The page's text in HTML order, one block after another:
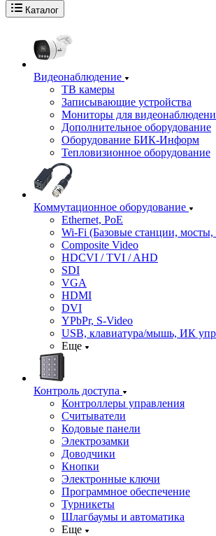
Каталог
Видеонаблюдение
ТВ камеры
Записывающие устройства
Мониторы для
Дополнительное оборудование
Оборудование БИК-Информ
Тепловизионное оборудование
Коммутационное оборудование
Ethernet, PoE
Wi-Fi (Базовые станции, мосты,
Composite Video
HDCVI / TVI / AHD
SDI
VGA
HDMI
DVI
YPbPr, S-Video
USB, клавиатура/мышь, ИК
Еще
Контроль доступа
Контроллеры управления
Считыватели
Кодовые панели
Электрозамки
Доводчики
Кнопки
Электронные ключи
Программное обеспечение
Турникеты
Шлагбаумы и автоматика
Еще